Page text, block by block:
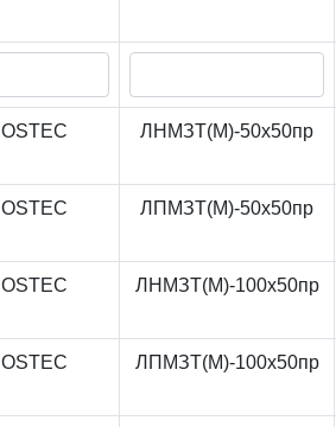
OSTEC ЛНМЗТ(М)-50x50пр
OSTEC ЛПМЗТ(М)-50x50пр
OSTEC ЛНМЗТ(М)-100x50пр
OSTEC ЛПМЗТ(М)-100x50пр